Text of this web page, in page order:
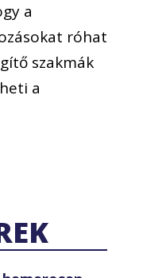
a
róhat
szakmák
a